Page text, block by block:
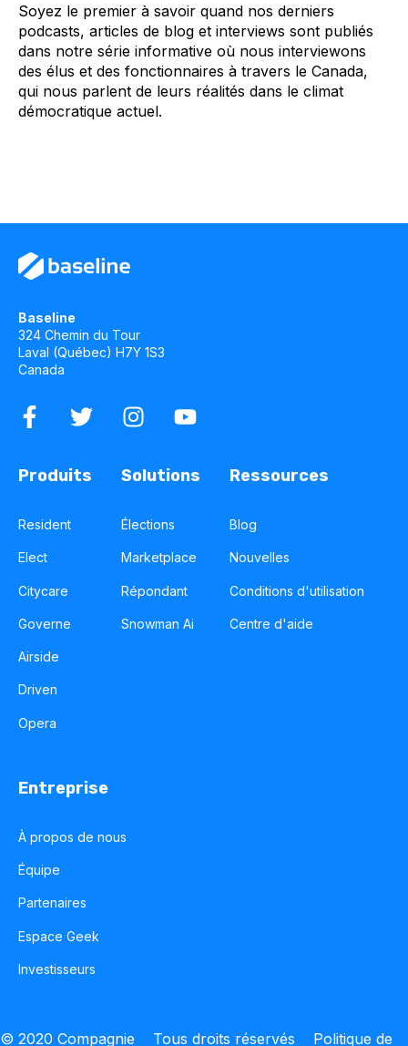
Soyez le premier à savoir quand nos derniers
podcasts, articles de blog et interviews sont publiés
dans notre série informative où nous interviewons
des élus et des fonctionnaires à travers le Canada,
qui nous parlent de leurs réalités dans le climat
démocratique actuel.
Baseline
324 Chemin du Tour
Laval (Québec) H7Y 1S3
Canada
Produits
Resident
Elect
Citycare
Governe
Airside
Driven
Opera
Solutions
Élections
Marketplace
Répondant
Snowman Ai
Ressources
Blog
Nouvelles
Conditions d'utilisation
Centre d'aide
Entreprise
À propos de nous
Équipe
Partenaires
Espace Geek
Investisseurs
© 2020 Compagnie Tous droits réservés Politique de